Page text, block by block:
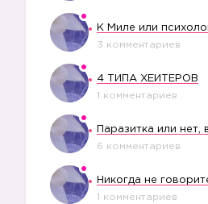
К Миле или
3 комментариев
4 ТИПА ХЕЙТЕРОВ
1 комментариев
6 комментариев
1 комментариев